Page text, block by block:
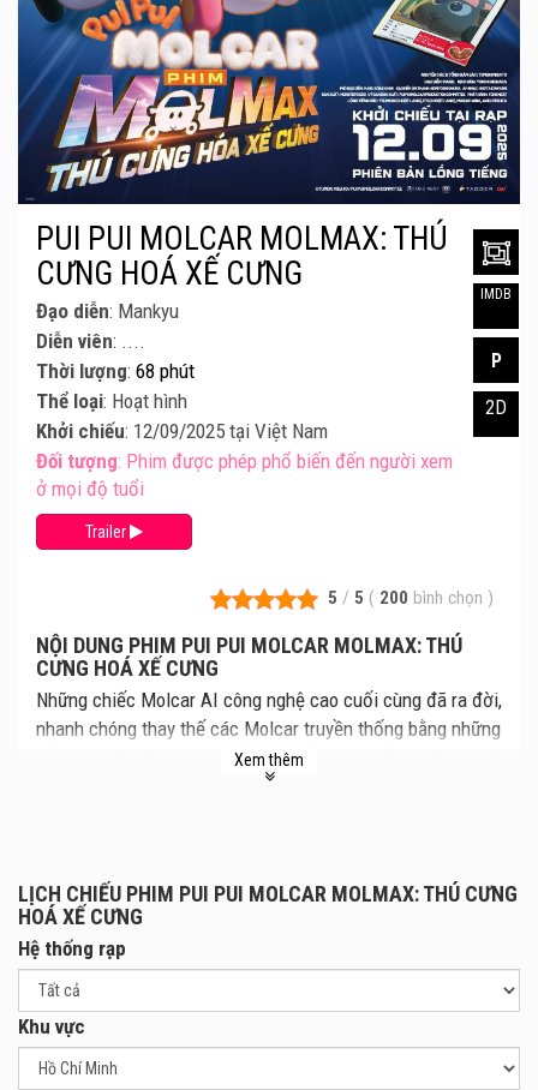
5 / 5 ( 200 bình chọn )
NỘI DUNG PHIM PUI PUI MOLCAR MOLMAX: THÚ
CƯNG HOÁ XẾ CƯNG
Những chiếc Molcar AI công nghệ cao cuối cùng đã ra đời,
nhanh chóng thay thế các Molcar truyền thống bằng những
cỗ máy hiện đại, không biết mệt mỏi. Ngay cả người tài xế
thân thiết của Potato cũng chuyển sang sử dụng một
cực điểm, một tay lái bí ẩn đột ngột xuất hiện – và đồng
hành cùng họ là Mega Shark được nâng cấp sức mạnh
vượt trội!
Xem thêm
PUI PUI MOLCAR MOLMAX: THÚ
CƯNG HOÁ XẾ CƯNG
Đạo diễn: Mankyu
Diễn viên: ....
Thời lượng: 68 phút
Thể loại: Hoạt hình
Khởi chiếu: 12/09/2025 tại Việt Nam
Đối tượng: Phim được phép phổ biến đến người xem
ở mọi độ tuổi
Trailer
IMDB
P
2D
LỊCH CHIẾU PHIM PUI PUI MOLCAR MOLMAX: THÚ CƯNG
HOÁ XẾ CƯNG
Hệ thống rạp
Khu vực